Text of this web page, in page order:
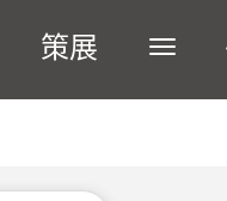
策展 展開